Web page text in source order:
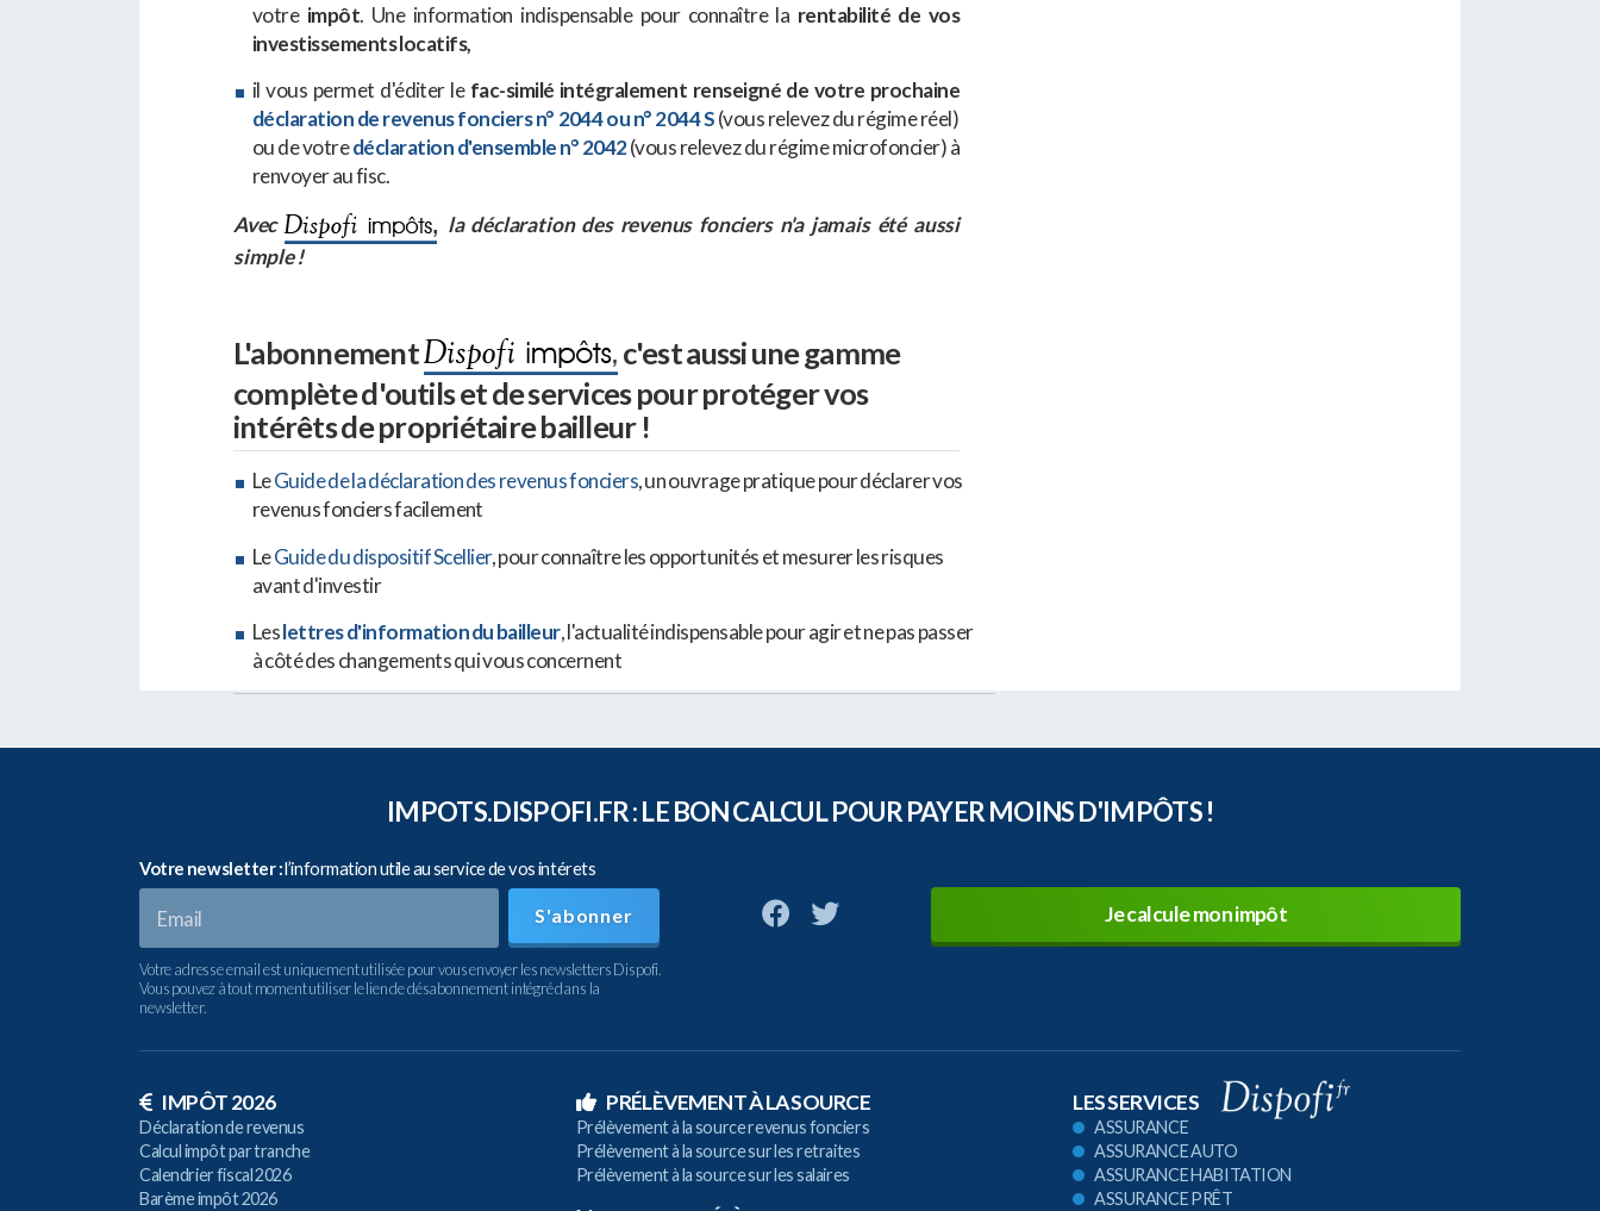
votre impôt. Une information indispensable pour connaître la rentabilité de vos
investissements locatifs,
il vous permet d'éditer le fac-similé intégralement renseigné de votre prochaine
déclaration de revenus fonciers n° 2044 ou n° 2044 S(vous relevez du régime réel)
ou de votredéclaration d'ensemble n° 2042(vous relevez du régime microfoncier) à
renvoyer au fisc.
Avec
la déclaration des revenus fonciers n'a jamais été aussi
simple !
L'abonnement
c'est aussi une gamme
complète d'outils et de services pour protéger vos
intérêts de propriétaire bailleur !
LeGuide de la déclaration des revenus fonciers, un ouvrage pratique pour déclarer vos
revenus fonciers facilement
LeGuide du dispositif Scellier, pour connaître les opportunités et mesurer les risques
avant d'investir
Leslettres d'information du bailleur, l'actualité indispensable pour agir et ne pas passer
à côté des changements qui vous concernent
IMPOTS.DISPOFI.FR : LE BON CALCUL POUR PAYER MOINS D'IMPÔTS !
Votre newsletter :l’information utile au service de vos intérets
S'abonner
Votre adresse email est uniquement utilisée pour vous envoyer les newsletters Dispofi.
Vous pouvez à tout moment utiliser le lien de désabonnement intégré dans la
newsletter.
Je calcule mon impôt
IMPÔT 2026
Déclaration de revenus
Calcul impôt par tranche
Calendrier fiscal 2026
Barème impôt 2026
PRÉLÈVEMENT À LA SOURCE
Prélèvement à la source revenus fonciers
Prélèvement à la source sur les retraites
Prélèvement à la source sur les salaires
LES SERVICES
ASSURANCE
ASSURANCE AUTO
ASSURANCE HABITATION
ASSURANCE PRÊT